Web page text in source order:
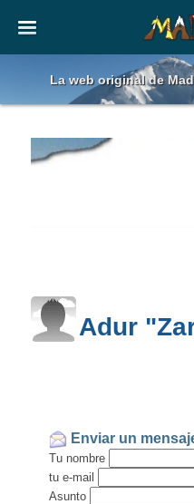
La web original de
Adur
Enviar un
Tu nombre
tu e-mail
Asunto